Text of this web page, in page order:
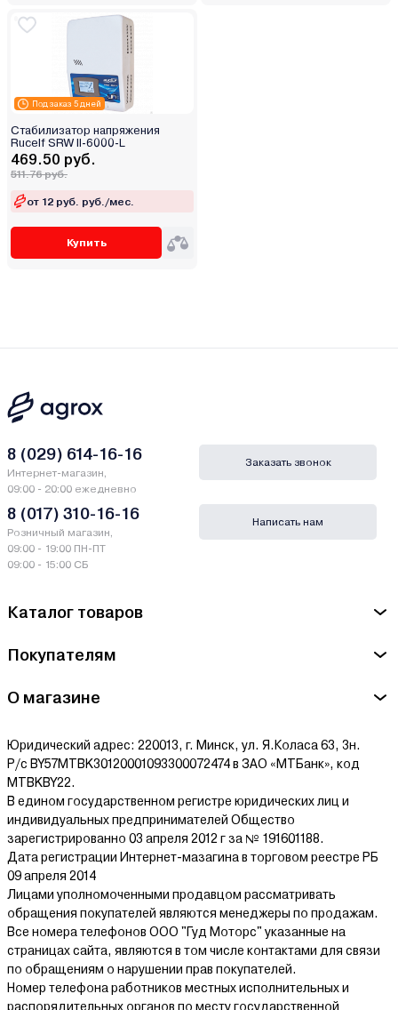
Под заказ 5 дней
Стабилизатор напряжения
Rucelf SRW II-6000-L
469.50 руб.
511.76 руб.
от 12 руб. руб./мес.
Купить
Каталог товаров
Покупателям
О магазине
Юридический адрес: 220013, г. Минск, ул. Я.Коласа 63, 3н.
Р/с BY57MTBK30120001093300072474 в ЗАО «МТБанк», код
MTBKBY22.
В едином государственном регистре юридических лиц и
индивидуальных предпринимателей Общество
зарегистрированно 03 апреля 2012 г за № 191601188.
Дата регистрации Интернет-мазагина в торговом реестре РБ
09 апреля 2014
Лицами уполномоченными продавцом рассматривать
обращения покупателей являются менеджеры по продажам.
Все номера телефонов ООО "Гуд Моторс" указанные на
страницах сайта, являются в том числе контактами для связи
по обращениям о нарушении прав покупателей.
Номер телефона работников местных исполнительных и
распорядительных органов по месту государственной
8 (029) 614-16-16
Интернет-магазин,
09:00 - 20:00 ежедневно
8 (017) 310-16-16
Розничный магазин,
09:00 - 19:00 ПН-ПТ
09:00 - 15:00 СБ
Заказать звонок
Написать нам